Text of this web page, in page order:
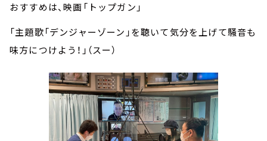
おすすめは、映画「トップガン」
「主題歌「デンジャーゾーン」を聴いて気分を上げて騒音も
味方につけよう！」（スー）